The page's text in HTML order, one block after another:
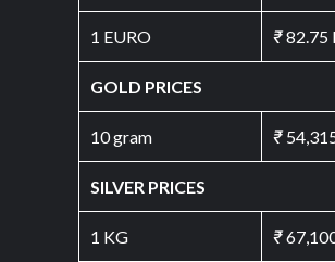
1 EURO ₹82.75
GOLD PRICES
10 gram ₹
SILVER PRICES
1 KG ₹